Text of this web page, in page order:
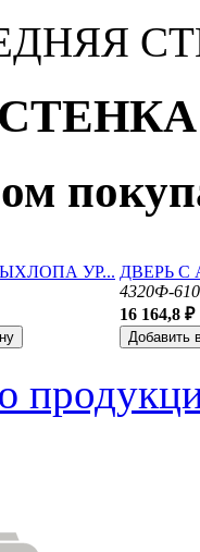
УР... ДВЕРЬ С
4320Ф-
16 164,8 ₽